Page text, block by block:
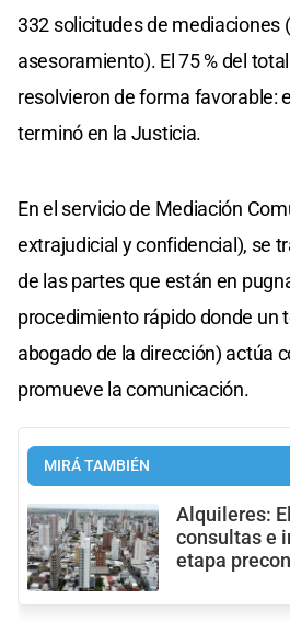
332 solicitudes de mediaciones
asesoramiento). El 75 % del
resolvieron de forma favorable:
terminó en la Justicia.
En el servicio de Mediación
extrajudicial y confidencial), se
de las partes que están en
procedimiento rápido donde un
abogado de la dirección) actúa
promueve la comunicación.
MIRÁ TAMBIÉN
Alquileres:
consultas e
etapa